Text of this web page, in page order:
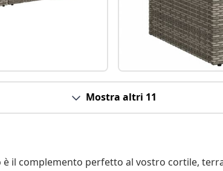
Mostra altri 11
il complemento perfetto al vostro cortile,